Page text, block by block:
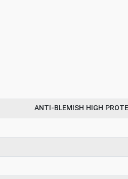
ANTI-BLEMISH HIGH